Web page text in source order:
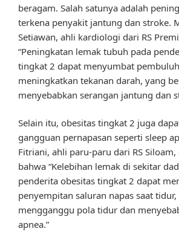
beragam. Salah satunya adalah
terkena penyakit jantung dan stroke.
Setiawan, ahli kardiologi dari RS
“Peningkatan lemak tubuh pada
tingkat 2 dapat menyumbat
meningkatkan tekanan darah, yang
menyebabkan serangan jantung dan
Selain itu, obesitas tingkat 2 juga
gangguan pernapasan seperti sleep
Fitriani, ahli paru-paru dari RS
bahwa “Kelebihan lemak di sekitar
penderita obesitas tingkat 2 dapat
penyempitan saluran napas saat
mengganggu pola tidur dan
apnea.”